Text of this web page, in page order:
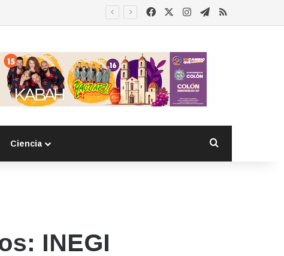
FacebookInstagram
Telegram
RSS
Ciencia
INEGI